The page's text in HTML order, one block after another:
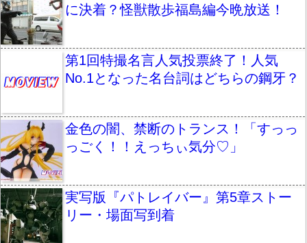
に決着？怪獣散歩福島編今晩放送！
第1回特撮名言人気投票終了！人気
No.1となった名台詞はどちらの鋼牙？
金色の闇、禁断のトランス！「すっっ
っごく！！えっちぃ気分♡」
実写版『パトレイバー』第5章ストー
リー・場面写到着